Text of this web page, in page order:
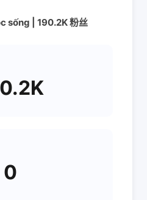
sống | 190.2K 粉丝
0